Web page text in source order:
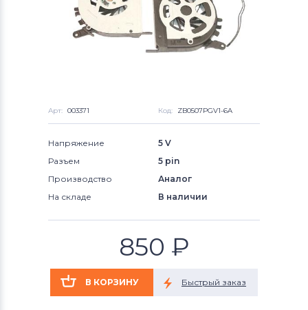
Арт: 003371 Код: ZB0507PGV1-6A
Напряжение
5 V
Разъем
5 pin
Производство
Аналог
На складе
В наличии
850 ₽